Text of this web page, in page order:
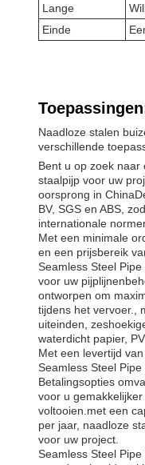
Lange
Einde
Naadloze stalen
verschillende
Bent u op zoek naar
staalpijp voor uw
oorsprong in
BV, SGS en ABS,
internationale
Met een minimale
en een prijsbereik
Seamless Steel
voor uw
ontworpen om
tijdens het vervoer.,
uiteinden,
waterdicht papier,
Met een levertijd
Seamless Steel
Betalingsopties
voor u
voltooien.met een
per jaar, naadloze
voor uw project.
Seamless Steel